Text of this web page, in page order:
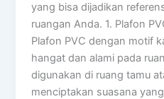
yang bisa dijadikan
ruangan Anda. 1. Plafon
Plafon PVC dengan motif
hangat dan alami pada
digunakan di ruang tamu
menciptakan suasana